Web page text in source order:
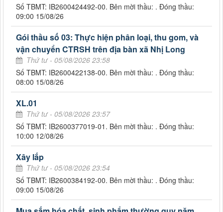
Số TBMT: IB2600424492-00. Bên mời thầu: . Đóng thầu:
09:00 15/08/26
Gói thầu số 03: Thực hiện phân loại, thu gom, và
vận chuyển CTRSH trên địa bàn xã Nhị Long
Thứ tư - 05/08/2026 23:58
Số TBMT: IB2600422138-00. Bên mời thầu: . Đóng thầu:
08:00 15/08/26
XL.01
Thứ tư - 05/08/2026 23:57
Số TBMT: IB2600377019-01. Bên mời thầu: . Đóng thầu:
10:00 12/08/26
Xây lắp
Thứ tư - 05/08/2026 23:54
Số TBMT: IB2600384192-00. Bên mời thầu: . Đóng thầu:
09:00 15/08/26